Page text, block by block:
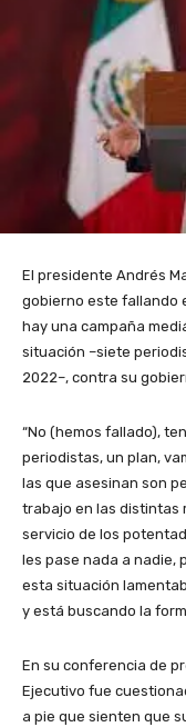
El presidente Andrés
gobierno este fallando
hay una campaña
situación –siete
2022–, contra su
“No (hemos fallado),
periodistas, un plan,
las que asesinan son
trabajo en las distintas
servicio de los
les pase nada a nadie,
esta situación
y está buscando la
En su conferencia de
Ejecutivo fue
a pie que sienten que